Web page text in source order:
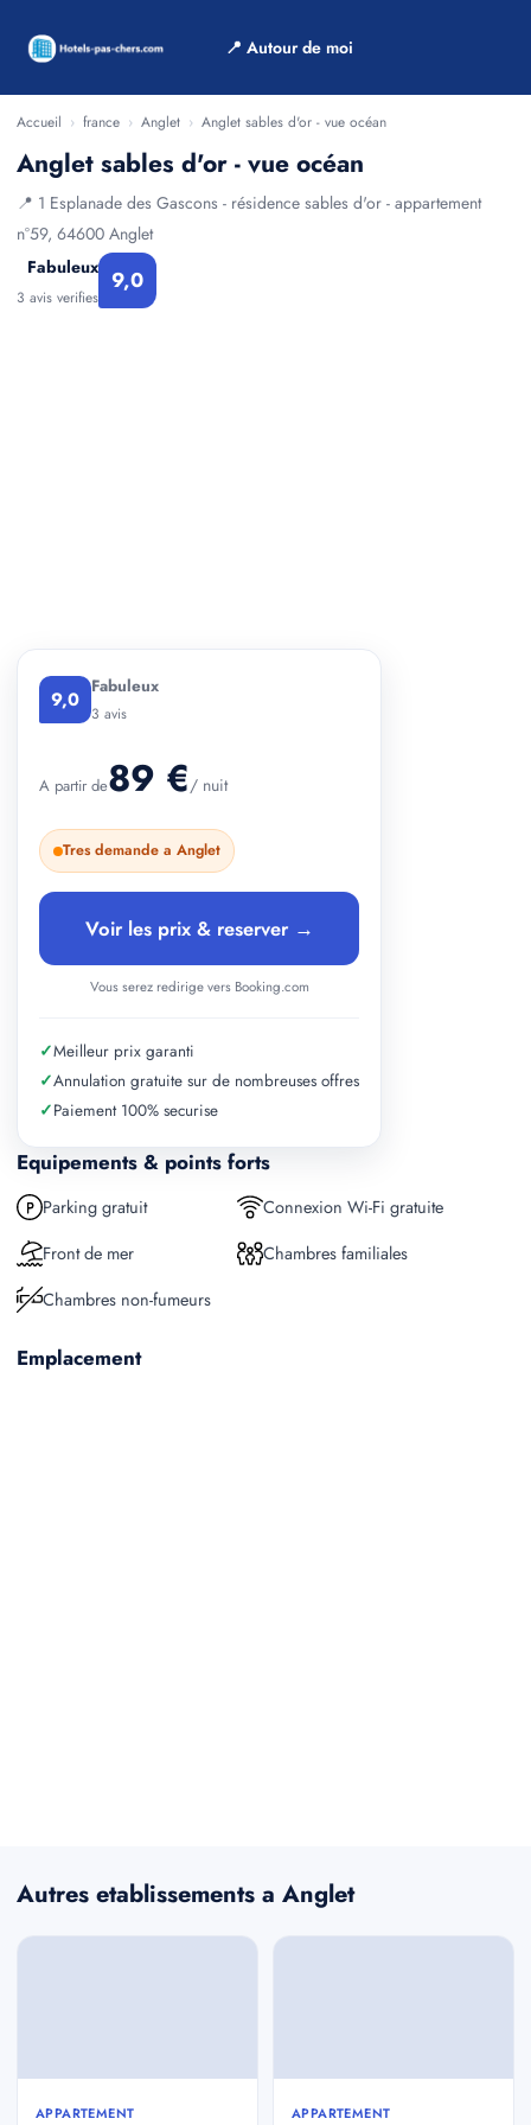
📍 Autour de moi
Accueil › france › Anglet › Anglet sables d'or - vue océan
Anglet sables d'or - vue océan
📍 1 Esplanade des Gascons - résidence sables d'or - appartement
n°59, 64600 Anglet
Fabuleux
3 avis verifies
9,0
Equipements & points forts
Parking gratuit
Connexion Wi-Fi gratuite
Front de mer
Chambres familiales
Chambres non-fumeurs
Emplacement
9,0 Fabuleux
3 avis
A partir de89 €/ nuit
Tres demande a Anglet
Voir les prix & reserver →
Vous serez redirige vers Booking.com
✓Meilleur prix garanti
✓Annulation gratuite sur de nombreuses offres
✓Paiement 100% securise
Autres etablissements a Anglet
APPARTEMENT APPARTEMENT